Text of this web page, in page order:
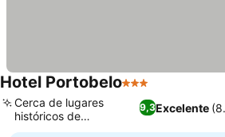
Hotel Portobelo3 Estrellas
9,3Excelente
Cerca de lugares
históricos de
Guadalajara